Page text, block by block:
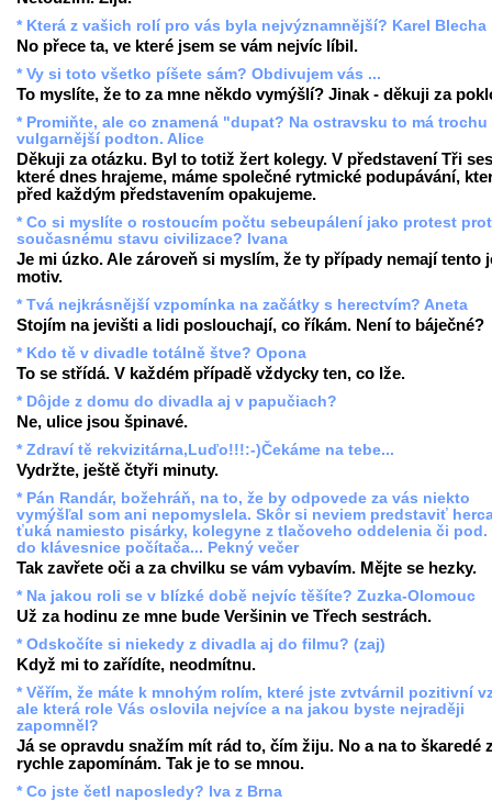
* Která z vašich rolí pro vás byla nejvýznamnější? Karel Blecha
No přece ta, ve které jsem se vám nejvíc líbil.
* Vy si toto všetko píšete sám? Obdivujem vás ...
To myslíte, že to za mne někdo vymýšlí? Jinak - děkuji za
* Promiňte, ale co znamená "dupat? Na ostravsku to má trochu
vulgarnější podton. Alice
Děkuji za otázku. Byl to totiž žert kolegy. V představení Tři
které dnes hrajeme, máme společné rytmické podupávání,
před každým představením opakujeme.
* Co si myslíte o rostoucím počtu sebeupálení jako protest
současnému stavu civilizace? Ivana
Je mi úzko. Ale zároveň si myslím, že ty případy nemají tento
motiv.
* Tvá nejkrásnější vzpomínka na začátky s herectvím? Aneta
Stojím na jevišti a lidi poslouchají, co říkám. Není to báječné?
* Kdo tě v divadle totálně štve? Opona
To se střídá. V každém případě vždycky ten, co lže.
* Dôjde z domu do divadla aj v papučiach?
Ne, ulice jsou špinavé.
* Zdraví tě rekvizitárna,Luďo!!!:-)Čekáme na tebe...
Vydržte, ještě čtyři minuty.
* Pán Randár, božehráň, na to, že by odpovede za vás niekto
vymýšľal som ani nepomyslela. Skôr si neviem predstaviť
ťuká namiesto pisárky, kolegyne z tlačoveho oddelenia či pod.
do klávesnice počítača... Pekný večer
Tak zavřete oči a za chvilku se vám vybavím. Mějte se hezky.
* Na jakou roli se v blízké době nejvíc těšíte? Zuzka-Olomouc
Už za hodinu ze mne bude Veršinin ve Třech sestrách.
* Odskočíte si niekedy z divadla aj do filmu? (zaj)
Když mi to zařídíte, neodmítnu.
* Věřím, že máte k mnohým rolím, které jste zvtvárnil pozitivní
ale která role Vás oslovila nejvíce a na jakou byste nejraději
zapomněl?
Já se opravdu snažím mít rád to, čím žiju. No a na to škaredé
rychle zapomínám. Tak je to se mnou.
* Co jste četl naposledy? Iva z Brna